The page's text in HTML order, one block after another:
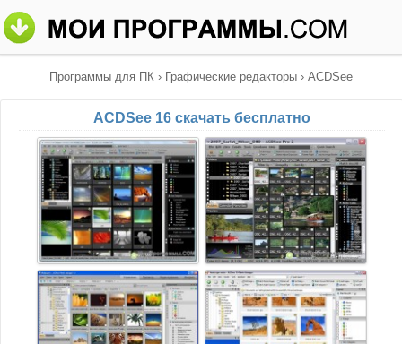
Программы для ПК › Графические редакторы › ACDSee
ACDSee 16 скачать бесплатно